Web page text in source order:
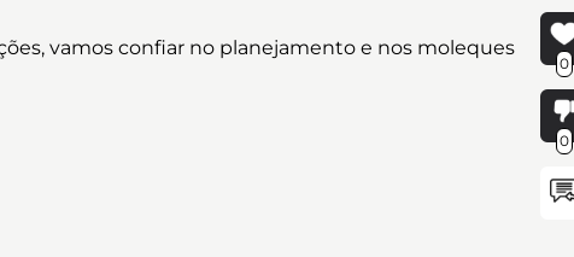
vamos confiar no planejamento e nos moleques
0
0